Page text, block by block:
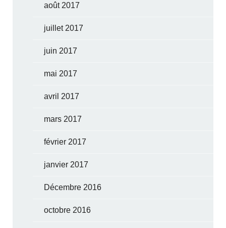
août 2017
juillet 2017
juin 2017
mai 2017
avril 2017
mars 2017
février 2017
janvier 2017
Décembre 2016
octobre 2016